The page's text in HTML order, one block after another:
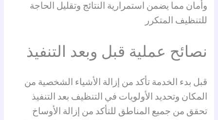
وأمان مما يضمن استمرارية النتائج وتقليل الحاجة
للتنظيف المتكرر
نصائح عملية قبل وبعد التنفيذ
قبل بدء الخدمة تأكد من إزالة الأشياء الشخصية من
المكان وتحديد الأولويات في التنظيف بعد التنفيذ
تحقق من جميع المناطق للتأكد من إزالة الأوساخ